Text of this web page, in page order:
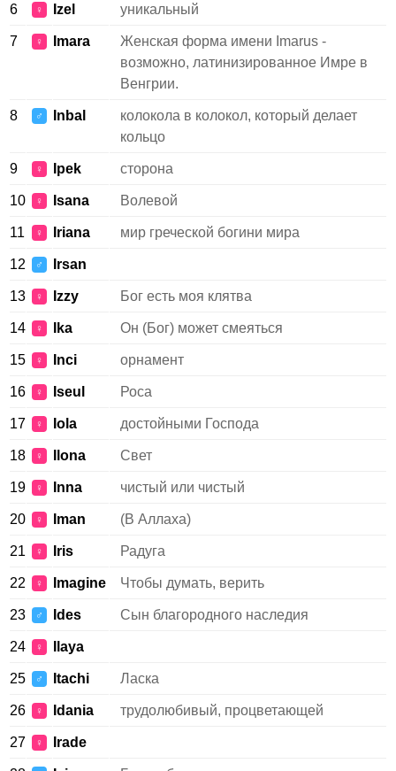
6 ♀ Izel уникальный
7 ♀ Imara
Женская форма имени Imarus -
возможно, латинизированное Имре в
Венгрии.
8 ♂ Inbal
колокола в колокол, который делает
кольцо
9 ♀ Ipek сторона
10 ♀ Isana Волевой
11 ♀ Iriana мир греческой богини мира
12 ♂ Irsan
13 ♀ Izzy Бог есть моя клятва
14 ♀ Ika Он (Бог) может смеяться
15 ♀ Inci орнамент
16 ♀ Iseul Роса
17 ♀ Iola достойными Господа
18 ♀ Ilona Свет
19 ♀ Inna чистый или чистый
20 ♀ Iman (В Аллаха)
21 ♀ Iris Радуга
22 ♀ Imagine Чтобы думать, верить
23 ♂ Ides Сын благородного наследия
24 ♀ Ilaya
25 ♂ Itachi Ласка
26 ♀ Idania трудолюбивый, процветающей
27 ♀ Irade